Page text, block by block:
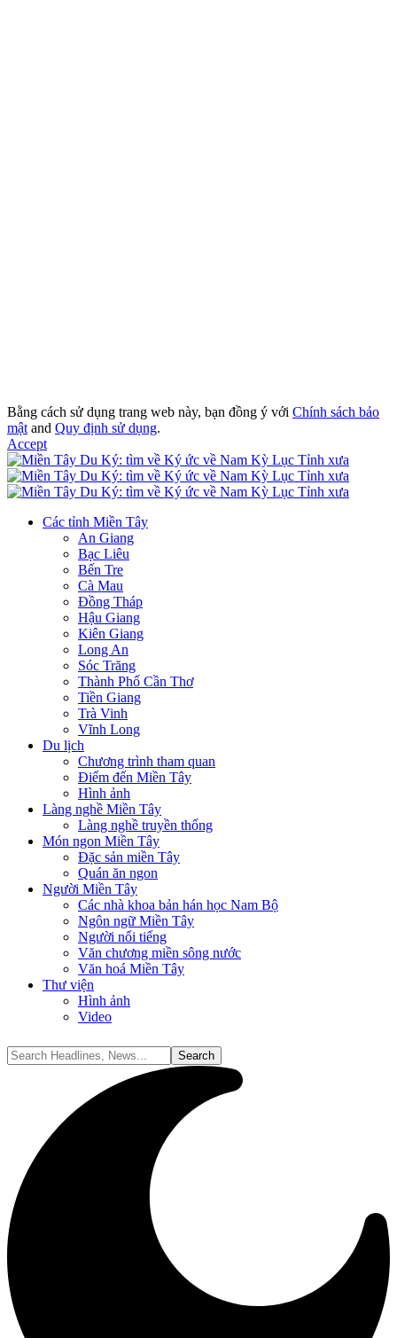
Bằng cách sử dụng trang web này, bạn đồng ý với Chính sách bảo
mật and Quy định sử dụng.
Accept
Các tỉnh Miền Tây
An Giang
Bạc Liêu
Bến Tre
Cà Mau
Đồng Tháp
Hậu Giang
Kiên Giang
Long An
Sóc Trăng
Thành Phố Cần Thơ
Tiền Giang
Trà Vinh
Vĩnh Long
Du lịch
Chương trình tham quan
Điểm đến Miền Tây
Hình ảnh
Làng nghề Miền Tây
Làng nghề truyền thống
Món ngon Miền Tây
Đặc sản miền Tây
Quán ăn ngon
Người Miền Tây
Các nhà khoa bản hán học Nam Bộ
Ngôn ngữ Miền Tây
Người nổi tiếng
Văn chương miền sông nước
Văn hoá Miền Tây
Thư viện
Hình ảnh
Video